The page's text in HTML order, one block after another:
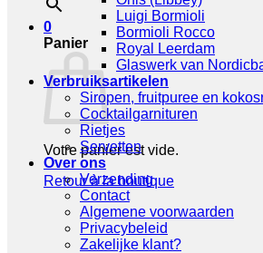
0
Panier
Votre panier est vide.
Retour à la boutique
Luigi Bormioli
Bormioli Rocco
Royal Leerdam
Glaswerk van
Verbruiksartikelen
Siropen, fruitpuree en
Cocktailgarnituren
Rietjes
Servetten
Over ons
Verzending
Contact
Algemene voorwaarden
Privacybeleid
Zakelijke klant?